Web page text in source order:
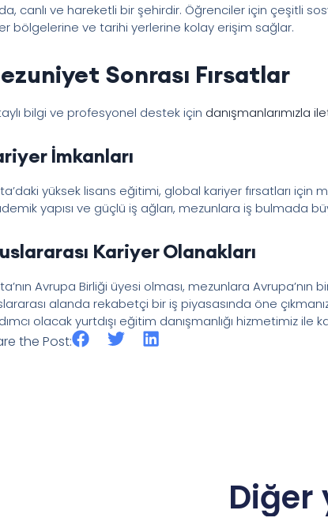
canlı ve hareketli bir şehirdir. Öğrenciler için çeşitli
bölgelerine ve tarihi yerlerine kolay erişim sağlar.
Sonrası Fırsatlar
bilgi ve profesyonel destek için danışmanlarımızla
İmkanları
yüksek lisans eğitimi, global kariyer fırsatları için
yapısı ve güçlü iş ağları, mezunlara iş bulmada
Kariyer Olanakları
Avrupa Birliği üyesi olması, mezunlara
alanda rekabetçi bir iş piyasasında öne
olacak yurtdışı eğitim danışmanlığı hizmetimiz ile
the Post:
Diğer